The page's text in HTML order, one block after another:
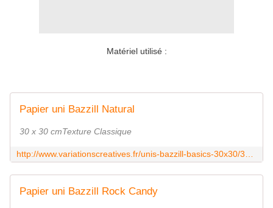
Matériel utilisé :
Papier uni Bazzill Natural
30 x 30 cmTexture Classique
Papier uni Bazzill Rock Candy